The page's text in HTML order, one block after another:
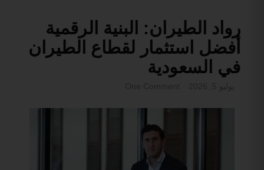
رواد الطيران: البنية الرقمية
أفضل استثمار لقطاع الطيران
في السعودية